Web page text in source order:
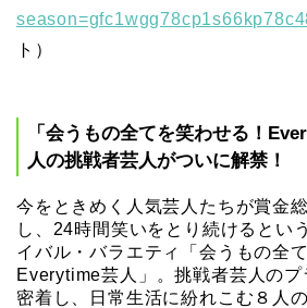
ト）
「会うもの全てを笑わせる！
人の挑戦者芸人がついに解禁！
今をときめく人気芸人たちが賞金
し、24時間笑いをとり続けるとい
イバル・バラエティ「会うもの全
Everytime芸人」。挑戦者芸人の
密着し、日常生活に紛れこむ８人